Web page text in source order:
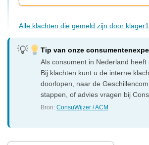
Alle klachten die gemeld zijn door
Tip van onze
Als consument in Nederland heeft
Bij klachten kunt u de interne
doorlopen, naar de
stappen, of advies vragen bij
Bron:ConsuWijzer / ACM